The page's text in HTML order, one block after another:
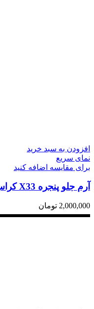
افزودن به سبد خرید
نمای سریع
برای مقایسه اضافه کنید
آرم جلو پنجره X33 کراس
2,000,000 تومان